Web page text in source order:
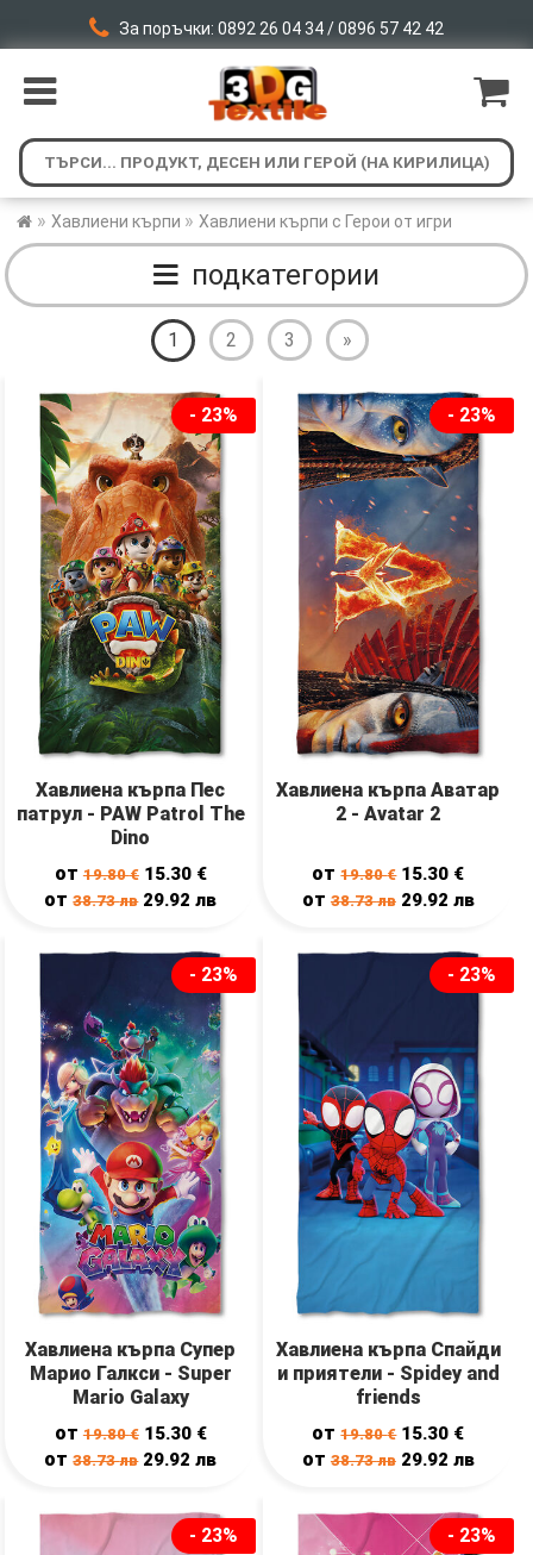
За поръчки: 0892 26 04 34 / 0896 57 42 42
» Хавлиени кърпи » Хавлиени кърпи с Герои от игри
подкатегории
1 2 3 »
- 23%
Хавлиена кърпа Пес
патрул - PAW Patrol The
Dino
от19.80€ 15.30 €
от38.73лв 29.92лв
- 23%
Хавлиена кърпа Аватар
2 - Avatar 2
от19.80€ 15.30 €
от 38.73лв 29.92 лв
- 23%
Хавлиена кърпа Супер
Марио Галкси - Super
Mario Galaxy
от19.80€ 15.30 €
от38.73лв 29.92лв
- 23%
Хавлиена кърпа Спайди
и приятели - Spidey and
friends
от19.80€ 15.30 €
от 38.73лв 29.92 лв
- 23% - 23%